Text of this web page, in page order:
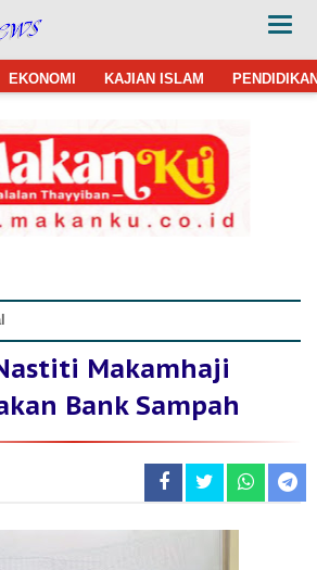
EKONOMI KAJIAN ISLAM
Makamhaji
Bank Sampah